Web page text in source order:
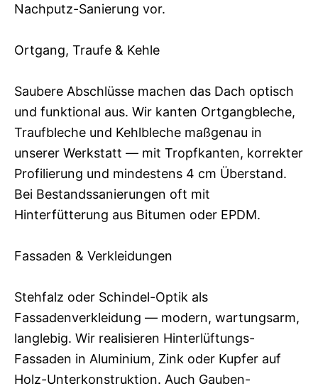
Nachputz-Sanierung vor.
Ortgang, Traufe & Kehle
Saubere Abschlüsse machen das Dach optisch
und funktional aus. Wir kanten Ortgangbleche,
Traufbleche und Kehlbleche maßgenau in
unserer Werkstatt — mit Tropfkanten, korrekter
Profilierung und mindestens 4 cm Überstand.
Bei Bestandssanierungen oft mit
Hinterfütterung aus Bitumen oder EPDM.
Fassaden & Verkleidungen
Stehfalz oder Schindel-Optik als
Fassadenverkleidung — modern, wartungsarm,
langlebig. Wir realisieren Hinterlüftungs-
Fassaden in Aluminium, Zink oder Kupfer auf
Holz-Unterkonstruktion. Auch Gauben-